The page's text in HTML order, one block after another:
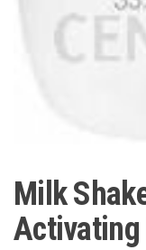
Milk
Activating